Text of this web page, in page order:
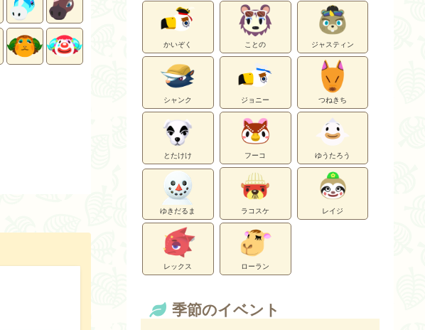
かいぞく ことの ジャスティン
シャンク ジョニー つねきち
とたけけ フーコ ゆうたろう
ゆきだるま ラコスケ レイジ
レックス ローラン
季節のイベント